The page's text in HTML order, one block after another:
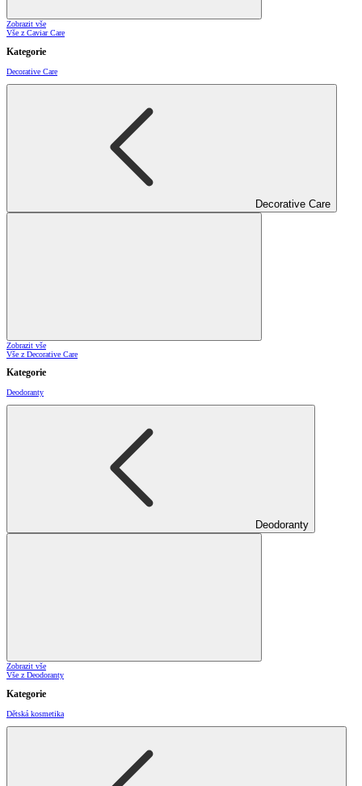
Zobrazit vše
Vše z Caviar Care
Kategorie
Decorative Care
Decorative Care
Zobrazit vše
Vše z Decorative Care
Kategorie
Deodoranty
Deodoranty
Zobrazit vše
Vše z Deodoranty
Kategorie
Dětská kosmetika